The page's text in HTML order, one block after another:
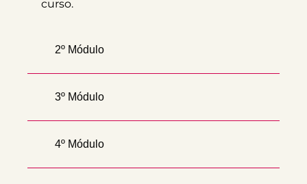
2º Módulo
3º Módulo
4º Módulo
curso.